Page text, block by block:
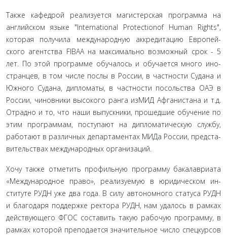
Также кафедрой реализуется магистерская программа на
английском языке "International Protectionof Human Rights",
которая получила международную аккредитацию Европей­
ского агентства FIBAA на максимально возможный срок - 5
лет. По этой программе обучалось и обучается много ино­
странцев, в том числе послы в России, в частности Судана и
Южного Судана, дипломаты, в частности посольства ОАЭ в
России, чиновники высокого ранга изМИД Афганистана и т.д.
Отрадно и то, что наши выпускники, прошедшие обучение по
этим программам, поступают на дипломатическую службу,
работают в различных департаментах МИДа России, предста­
вительствах международных организаций.
Хочу также отметить профильную программу бакалаври­ата
«Международное право», реализуемую в юридическом ин­
ституте РУДН уже два года. В силу автономного статуса РУДН
и благодаря поддержке ректора РУДН, нам удалось в рамках
действующего ФГОС составить такую рабочую программу, в
рамках которой преподается значительное число спецкур­сов